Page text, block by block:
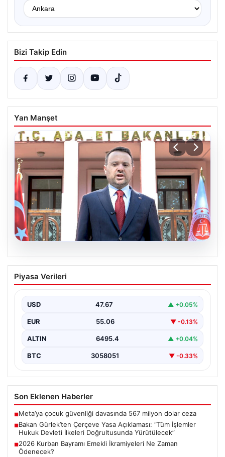
Bizi Takip Edin
Yan Manşet
06.08.2026
Bakan Gürlek’ten Çerçeve Yasa
Açıklaması: “Tüm İşlemler Hukuk
Yürütülecek”
Adalet Bakanı Akın Gürlek, terörle mücadelede yeni bir
dönemi başlatacak çerçeve yasanın Meclis'te kabul…
Piyasa Verileri
USD 47.67 ▲ +0.05%
EUR 55.06 ▼ -0.13%
ALTIN 6495.4 ▲ +0.04%
BTC 3058051 ▼ -0.33%
Son Eklenen Haberler
■Meta’ya çocuk güvenliği davasında 567 milyon dolar ceza
■Bakan Gürlek’ten Çerçeve Yasa Açıklaması: “Tüm İşlemler
Hukuk Devleti İlkeleri Doğrultusunda Yürütülecek”
■2026 Kurban Bayramı Emekli İkramiyeleri Ne Zaman
Ödenecek?